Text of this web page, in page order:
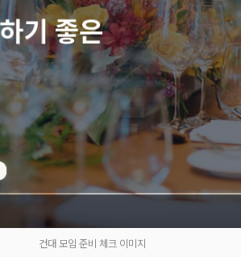
건대 모임 준비 체크 이미지